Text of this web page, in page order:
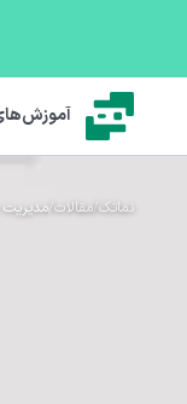
نماتک/مقالات/مدیریت